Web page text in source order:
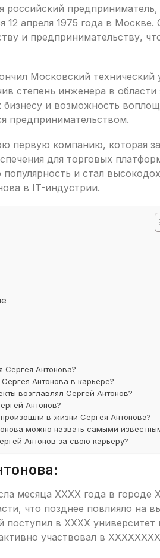
предприниматель,
12 апреля 1975 года в Москве.
и предпринимательству,
Московский технический
степень инженера в области
бизнесу и возможность
предпринимательством.
первую компанию, которая
для торговых
и стал
в IT-индустрии.
Сергея Антонова?
Антонова в карьере?
возглавлял Сергей Антонов?
Антонов?
в жизни Сергея Антонова?
можно назвать самыми
Антонов за свою карьеру?
месяца XXXX года в городе
что позднее повлияло на
в XXXX университет
участвовал в